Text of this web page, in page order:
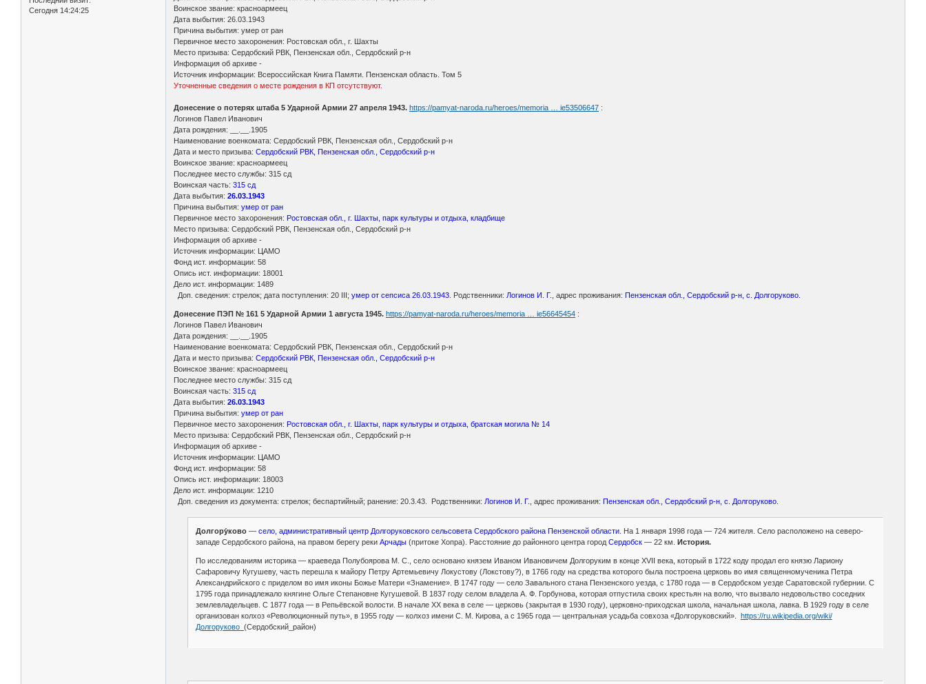
Сегодня 14:24:25
Воинское звание: красноармеец
Дата выбытия: 26.03.1943
Причина выбытия: умер от ран
Первичное место захоронения: Ростовская обл., г. Шахты
Место призыва: Сердобский РВК, Пензенская обл., Сердобский р-н
Информация об архиве -
Источник информации: Всероссийская Книга Памяти. Пензенская область. Том 5
Уточненные сведения о месте рождения в КП отсутствуют.
Донесение о потерях штаба 5 Ударной Армии 27 апреля 1943. https://pamyat-naroda.ru/heroes/memoria … ie53506647 :
Логинов Павел Иванович
Дата рождения: __.__.1905
Наименование военкомата: Сердобский РВК, Пензенская обл., Сердобский р-н
Дата и место призыва:Сердобский РВК, Пензенская обл., Сердобский р-н
Воинское звание: красноармеец
Последнее место службы: 315 сд
Воинская часть: 315 сд
Дата выбытия:26.03.1943
Причина выбытия:умер от ран
Первичное место захоронения: Ростовская обл., г. Шахты, парк культуры и отдыха, кладбище
Место призыва: Сердобский РВК, Пензенская обл., Сердобский р-н
Информация об архиве -
Источник информации: ЦАМО
Фонд ист. информации: 58
Опись ист. информации: 18001
Дело ист. информации: 1489
Доп. сведения: стрелок; дата поступления: 20 III;умер от сепсиса 26.03.1943 . Родственники: Логинов И. Г. , адрес проживания:Пензенская обл., Сердобский р-н, с. Долгоруково.
Донесение ПЭП № 161 5 Ударной Армии 1 августа 1945. https://pamyat-naroda.ru/heroes/memoria … ie56645454 :
Логинов Павел Иванович
Дата рождения: __.__.1905
Наименование военкомата: Сердобский РВК, Пензенская обл., Сердобский р-н
Дата и место призыва: Сердобский РВК, Пензенская обл., Сердобский р-н
Воинское звание: красноармеец
Последнее место службы: 315 сд
Воинская часть: 315 сд
Дата выбытия:26.03.1943
Причина выбытия:умер от ран
Первичное место захоронения: Ростовская обл., г. Шахты, парк культуры и отдыха, братская могила № 14
Место призыва: Сердобский РВК, Пензенская обл., Сердобский р-н
Информация об архиве -
Источник информации: ЦАМО
Фонд ист. информации: 58
Опись ист. информации: 18003
Дело ист. информации: 1210
Доп. сведения из документа: стрелок; беспартийный; ранение: 20.3.43. Родственники: Логинов И. Г. , адрес проживания:Пензенская обл., Сердобский р-н, с. Долгоруково.
Долгору́ково — село, административный центр Долгоруковского сельсовета Сердобского района Пензенской области.
На 1 января 1998 года — 724 жителя. Село расположено на северо-
западе Сердобского района, на правом берегу реки Арчады(притоке Хопра). Расстояние до районного центра город Сердобск— 22 км. История.
По исследованиям историка — краеведа Полубоярова М. С., село основано князем Иваном Ивановичем Долгоруким в конце XVII века, который в 1722 коду продал его князю Лариону
Сафаровичу Кугушеву, часть перешла к майору Петру Артемьевичу Локустову (Локстову?), в 1766 году на средства которого была построена церковь во имя священномученика Петра
Александрийского с приделом во имя иконы Божье Матери «Знамение». В 1747 году — село Завального стана Пензенского уезда, с 1780 года — в Сердобском уезде Саратовской губернии. С
1795 года принадлежало княгине Ольге Степановне Кугушевой. В 1837 году селом владела А. Ф. Горбунова, которая отпустила своих крестьян на волю, что вызвало недовольство соседних
землевладельцев. С 1877 года — в Репьёвской волости. В начале XX века в селе — церковь (закрытая в 1930 году), церковно-приходская школа, начальная школа, лавка. В 1929 году в селе
организован колхоз «Революционный путь», в 1955 году — колхоз имени С. М. Кирова, а с 1965 года — центральная усадьба совхоза «Долгоруковский». https://ru.wikipedia.org/wiki/
Долгоруково_ (Сердобский_район)